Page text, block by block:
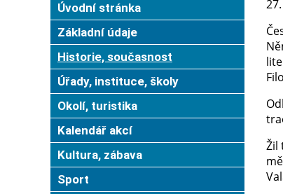
Úvodní stránka
Základní údaje
Historie, současnost
Úřady, instituce, školy
Okolí, turistika
Kalendář akcí
Kultura, zábava
Sport
Žil